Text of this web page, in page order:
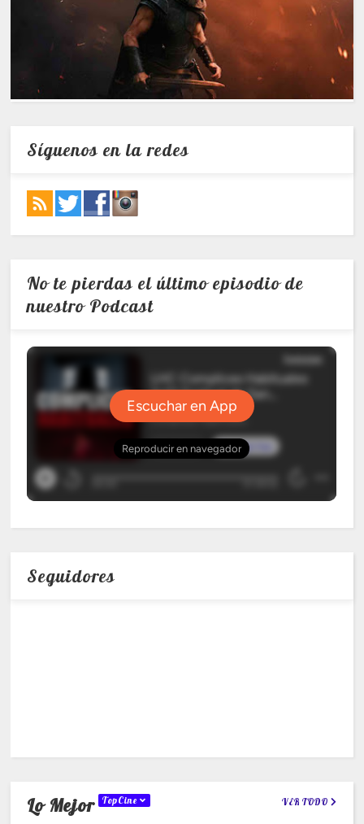
Síguenos en la redes
No te pierdas el último episodio de
nuestro Podcast
Seguidores
Lo Mejor TopCine VER TODO